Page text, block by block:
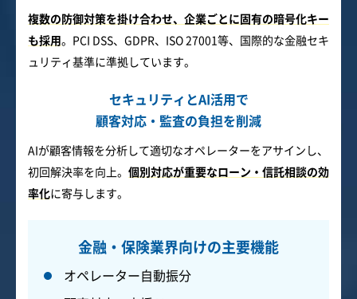
複数の防御対策を掛け合わせ、企業ごとに固有の暗号化キー
も採用。PCI DSS、GDPR、ISO 27001等、国際的な金融セキ
ュリティ基準に準拠しています。
セキュリティとAI活用で
顧客対応・監査の負担を削減
AIが顧客情報を分析して適切なオペレーターをアサインし、
初回解決率を向上。 個別対応が重要なローン・信託相談の効
率化に寄与します。
金融・保険業界向けの主要機能
オペレーター自動振分